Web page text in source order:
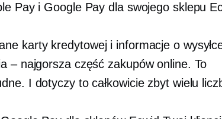
Pay i Google Pay dla swojego sklepu
karty kredytowej i informacje o
–najgorsza część zakupów online. To
I dotyczy to całkowicie zbyt wielu